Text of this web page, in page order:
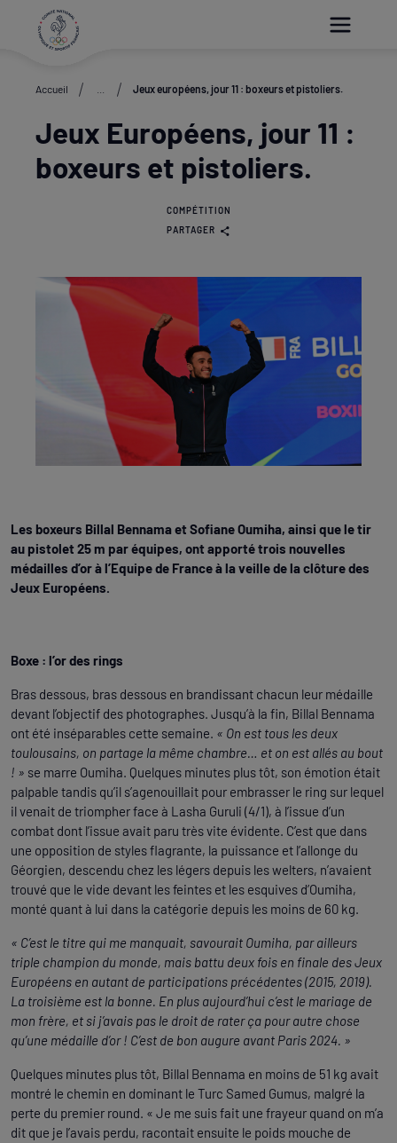
Accueil Jeux européens, jour 11 : boxeurs et pistoliers.
Jeux Européens, jour 11 :
boxeurs et pistoliers.
COMPÉTITION
PARTAGER
Les boxeurs Billal Bennama et Sofiane Oumiha, ainsi que le tir
au pistolet 25 m par équipes, ont apporté trois nouvelles
médailles d’or à l’Equipe de France à la veille de la clôture des
Jeux Européens.
Boxe : l’or des rings
Bras dessous, bras dessous en brandissant chacun leur médaille
devant l’objectif des photographes. Jusqu’à la fin, Billal Bennama
ont été inséparables cette semaine. « On est tous les deux
toulousains, on partage la même chambre… et on est allés au bout
! » se marre Oumiha. Quelques minutes plus tôt, son émotion était
palpable tandis qu’il s’agenouillait pour embrasser le ring sur lequel
il venait de triompher face à Lasha Guruli (4/1), à l’issue d’un
combat dont l’issue avait paru très vite évidente. C’est que dans
une opposition de styles flagrante, la puissance et l’allonge du
Géorgien, descendu chez les légers depuis les welters, n’avaient
trouvé que le vide devant les feintes et les esquives d’Oumiha,
monté quant à lui dans la catégorie depuis les moins de 60 kg.
« C’est le titre qui me manquait, savourait Oumiha, par ailleurs
triple champion du monde, mais battu deux fois en finale des Jeux
Européens en autant de participations précédentes (2015, 2019).
La troisième est la bonne. En plus aujourd’hui c’est le mariage de
mon frère, et si j’avais pas le droit de rater ça pour autre chose
qu’une médaille d’or ! C’est de bon augure avant Paris 2024. »
Quelques minutes plus tôt, Billal Bennama en moins de 51 kg avait
montré le chemin en dominant le Turc Samed Gumus, malgré la
perte du premier round. « Je me suis fait une frayeur quand on m’a
dit que je l’avais perdu, racontait ensuite le poids mouche de
Paramétrer les cookies